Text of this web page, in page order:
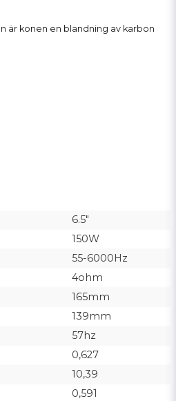
är konen en blandning av karbon
6.5"
150W
55-6000Hz
4ohm
165mm
139mm
57hz
0,627
10,39
0,591